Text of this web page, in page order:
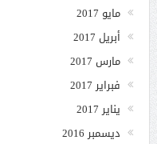
مايو 2017
أبريل 2017
مارس 2017
فبراير 2017
يناير 2017
ديسمبر 2016